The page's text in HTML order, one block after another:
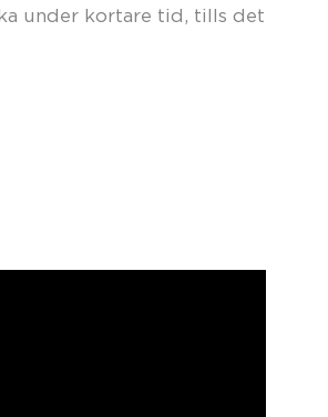
under kortare tid, tills det